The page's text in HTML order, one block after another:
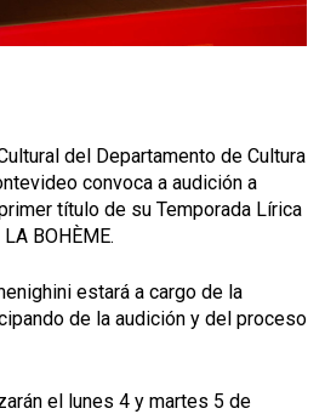
del Departamento de Cultura
convoca a audición a
título de su Temporada Lírica
BOHÈME.
estará a cargo de la
de la audición y del proceso
el lunes 4 y martes 5 de